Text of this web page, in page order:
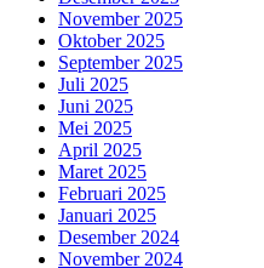
November 2025
Oktober 2025
September 2025
Juli 2025
Juni 2025
Mei 2025
April 2025
Maret 2025
Februari 2025
Januari 2025
Desember 2024
November 2024